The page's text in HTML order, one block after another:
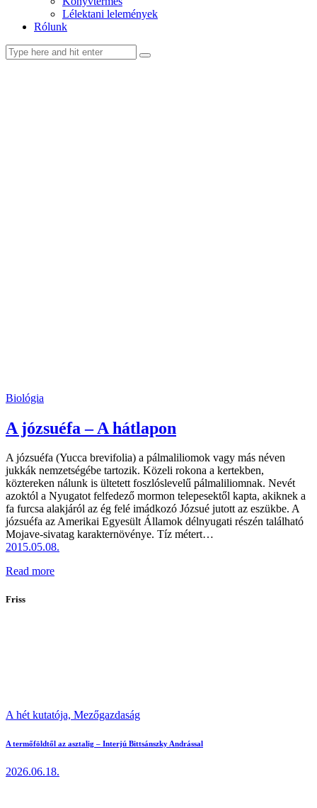
Lélektani lelemények
Rólunk
Biológia
A józsuéfa – A hátlapon
A józsuéfa (Yucca brevifolia) a pálmaliliomok vagy más néven
jukkák nemzetségébe tartozik. Közeli rokona a kertekben,
köztereken nálunk is ültetett foszlóslevelű pálmaliliomnak. Nevét
azoktól a Nyugatot felfedező mormon telepesektől kapta, akiknek a
fa furcsa alakjáról az ég felé imádkozó Józsué jutott az eszükbe. A
józsuéfa az Amerikai Egyesült Államok délnyugati részén található
Mojave-sivatag karakternövénye. Tíz métert…
2015.05.08.
Read more
Friss
A hét kutatója, Mezőgazdaság
A termőföldtől az asztalig – Interjú Bittsánszky Andrással
2026.06.18.